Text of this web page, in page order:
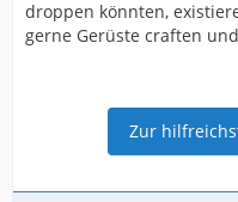
droppen könnten,
gerne Gerüste craften
Zur